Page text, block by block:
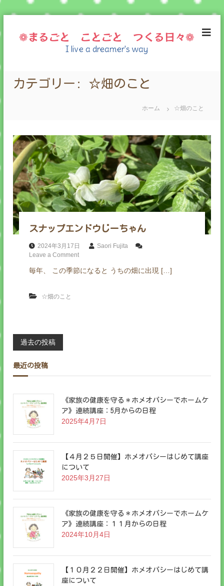
❁まるごと ことごと つくる日々❁
I live a dreamer's way
カテゴリー: ☆畑のこと
ホーム ☆畑のこと
スナップエンドウじーちゃん
2024年3月17日
Saori Fujita
Leave a Commento
ス
毎年、 この季節になると うちの畑に出現 […]
☆畑のこと
投
稿
ビ
ゲ
ー
シ
ョ
ン
過去の投稿
最近の投稿
《家族の健康を守る＊ホメオパシーでホームケ
ア》連続講座：5月からの日程
2025年4月7日
【４月２５日開催】ホメオパシーはじめて講座
について
2025年3月27日
《家族の健康を守る＊ホメオパシーでホームケ
ア》連続講座：１１月からの日程
2024年10月4日
【１０月２２日開催】ホメオパシーはじめて講
座について